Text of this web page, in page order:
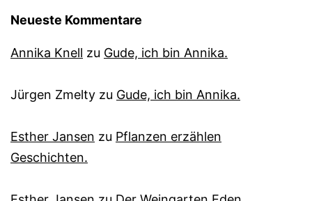
Neueste Kommentare
Annika Knell zu Gude, ich bin Annika.
Jürgen Zmelty zu Gude, ich bin Annika.
Esther Jansen zu Pflanzen erzählen
Geschichten.